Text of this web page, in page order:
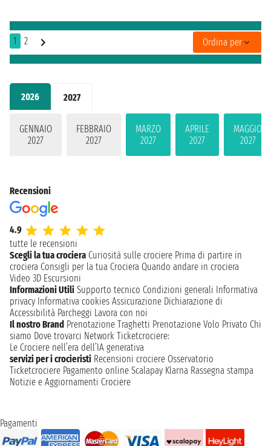
2026 2027
GENNAIO
2027
FEBBRAIO
2027
MARZO
2027
APRILE
2027
MAGGIO
2027
1 2 Ordina per
Recensioni
4.9
tutte le recensioni
Scegli la tua crociera Curiosità sulle crociere Prima di partire in
crociera Consigli per la tua Crociera Quando andare in crociera
Video 3D Escursioni
Informazioni Utili Supporto tecnico Condizioni generali Informativa
privacy Informativa cookies Assicurazione Dichiarazione di
Accessibilità Parcheggi Lavora con noi
Il nostro Brand Prenotazione Traghetti Prenotazione Volo Privato Chi
siamo Dove trovarci Network Ticketcrociere:
Le Crociere nell’era dell’IA generativa
servizi per i crocieristi Recensioni crociere Osservatorio
Ticketcrociere Pagamento online Scalapay Klarna Rassegna stampa
Notizie e Aggiornamenti Crociere
Pagamenti